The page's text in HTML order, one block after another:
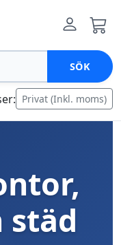
SÖK
Privat (Inkl. moms)
städ